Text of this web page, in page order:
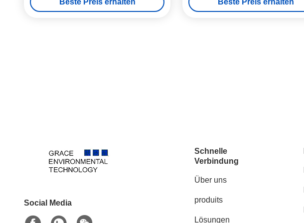
Hochtemperatur-Dieselabgase
Beste Preis erhalten Beste Preis erhalten
Social Media
Schnelle
Verbindung
Über uns
produits
Lösungen